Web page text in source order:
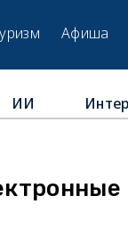
Афиша
ИИ